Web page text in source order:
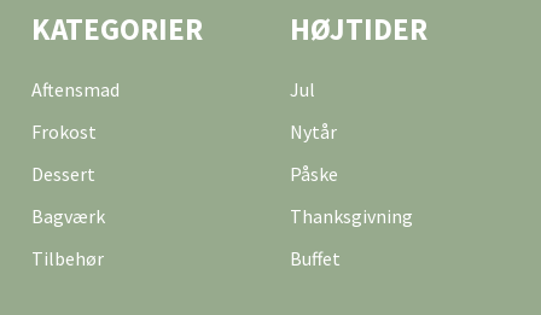
KATEGORIER
Aftensmad
Frokost
Dessert
Bagværk
Tilbehør
HØJTIDER
Jul
Nytår
Påske
Thanksgivning
Buffet